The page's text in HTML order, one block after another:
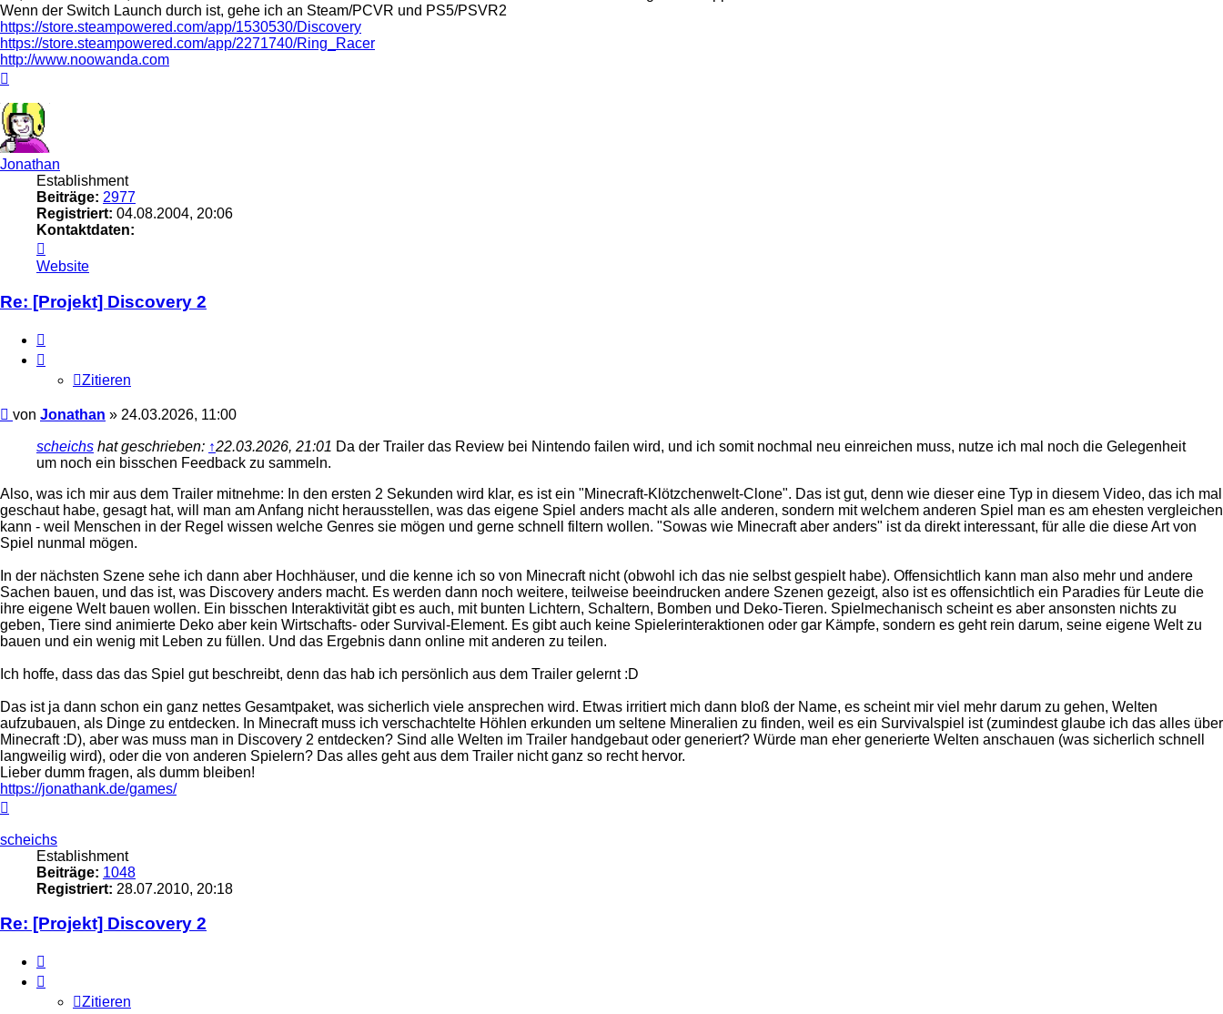
Wenn der Switch Launch durch ist, gehe ich an Steam/PCVR und PS5/PSVR2
https://store.steampowered.com/app/1530530/Discovery
https://store.steampowered.com/app/2271740/Ring_Racer
http://www.noowanda.com
Jonathan
Establishment
Beiträge: 2977
Registriert: 04.08.2004, 20:06
Kontaktdaten:
von
Jonathan
Website
Re: [Projekt] Discovery 2
Zitieren
Beitrag
von Jonathan » 24.03.2026, 11:00
scheichs hat geschrieben: ↑22.03.2026, 21:01 Da der Trailer das Review bei Nintendo failen wird, und ich somit nochmal neu einreichen muss, nutze ich mal noch die Gelegenheit
um noch ein bisschen Feedback zu sammeln.
Also, was ich mir aus dem Trailer mitnehme: In den ersten 2 Sekunden wird klar, es ist ein "Minecraft-Klötzchenwelt-Clone". Das ist gut, denn wie dieser eine Typ in diesem Video, das ich mal
geschaut habe, gesagt hat, will man am Anfang nicht herausstellen, was das eigene Spiel anders macht als alle anderen, sondern mit welchem anderen Spiel man es am ehesten vergleichen
kann - weil Menschen in der Regel wissen welche Genres sie mögen und gerne schnell filtern wollen. "Sowas wie Minecraft aber anders" ist da direkt interessant, für alle die diese Art von
Spiel nunmal mögen.
In der nächsten Szene sehe ich dann aber Hochhäuser, und die kenne ich so von Minecraft nicht (obwohl ich das nie selbst gespielt habe). Offensichtlich kann man also mehr und andere
Sachen bauen, und das ist, was Discovery anders macht. Es werden dann noch weitere, teilweise beeindrucken andere Szenen gezeigt, also ist es offensichtlich ein Paradies für Leute die
ihre eigene Welt bauen wollen. Ein bisschen Interaktivität gibt es auch, mit bunten Lichtern, Schaltern, Bomben und Deko-Tieren. Spielmechanisch scheint es aber ansonsten nichts zu
geben, Tiere sind animierte Deko aber kein Wirtschafts- oder Survival-Element. Es gibt auch keine Spielerinteraktionen oder gar Kämpfe, sondern es geht rein darum, seine eigene Welt zu
bauen und ein wenig mit Leben zu füllen. Und das Ergebnis dann online mit anderen zu teilen.
Ich hoffe, dass das das Spiel gut beschreibt, denn das hab ich persönlich aus dem Trailer gelernt :D
Das ist ja dann schon ein ganz nettes Gesamtpaket, was sicherlich viele ansprechen wird. Etwas irritiert mich dann bloß der Name, es scheint mir viel mehr darum zu gehen, Welten
aufzubauen, als Dinge zu entdecken. In Minecraft muss ich verschachtelte Höhlen erkunden um seltene Mineralien zu finden, weil es ein Survivalspiel ist (zumindest glaube ich das alles über
Minecraft :D), aber was muss man in Discovery 2 entdecken? Sind alle Welten im Trailer handgebaut oder generiert? Würde man eher generierte Welten anschauen (was sicherlich schnell
langweilig wird), oder die von anderen Spielern? Das alles geht aus dem Trailer nicht ganz so recht hervor.
Lieber dumm fragen, als dumm bleiben!
https://jonathank.de/games/
scheichs
Establishment
Beiträge: 1048
Registriert: 28.07.2010, 20:18
Re: [Projekt] Discovery 2
Zitieren